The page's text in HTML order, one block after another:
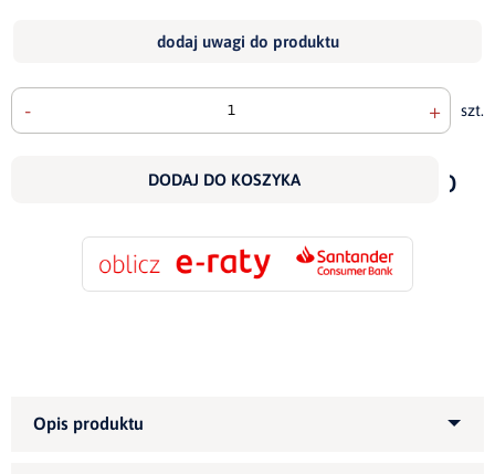
dodaj uwagi do produktu
- + szt.
DODAJ DO KOSZYKA
do